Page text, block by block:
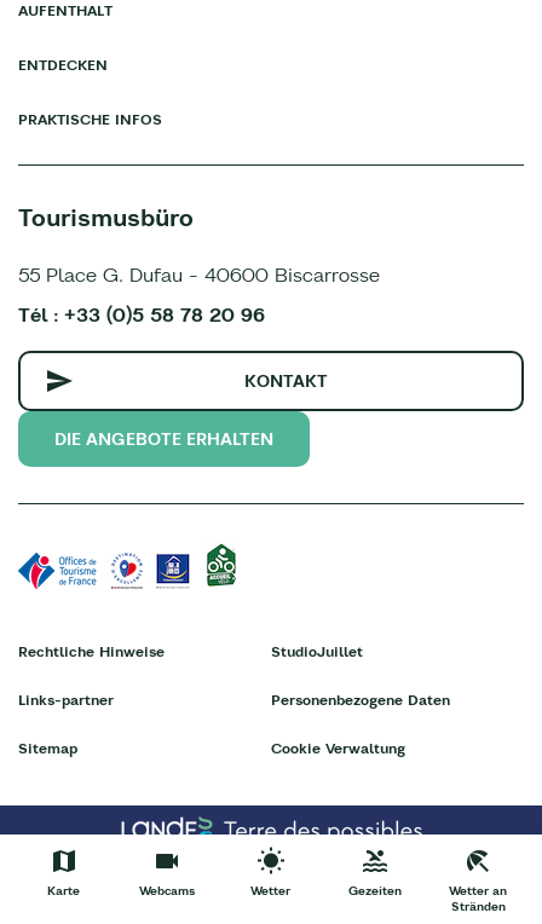
AUFENTHALT
ENTDECKEN
PRAKTISCHE INFOS
Tourismusbüro
55 Place G. Dufau - 40600 Biscarrosse
Tél : +33 (0)5 58 78 20 96
KONTAKT
DIE ANGEBOTE ERHALTEN
Rechtliche Hinweise
Links-partner
Sitemap
StudioJuillet
Personenbezogene Daten
Cookie Verwaltung
Karte Webcams Wetter Gezeiten
Wetter an
Stränden